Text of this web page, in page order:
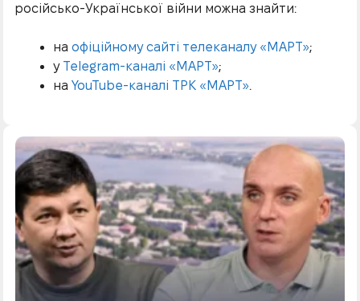
російсько-Української війни можна знайти:
на офіційному сайті телеканалу «МАРТ»;
у Telegram-каналі «МАРТ»;
на YouTube-каналі ТРК «МАРТ».